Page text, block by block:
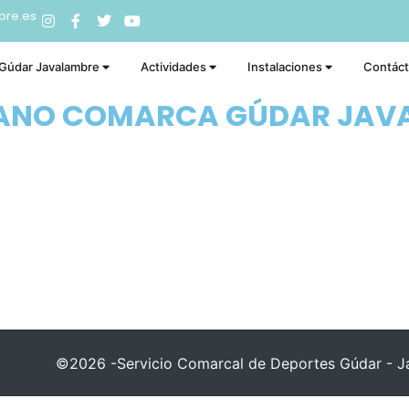
Javalambre Actividades Instalaciones
COMARCA GÚDAR
©2026 -Servicio Comarcal de Deportes Gúdar -